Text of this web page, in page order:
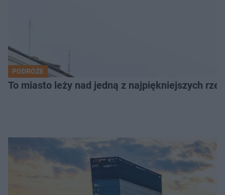
PODRÓŻE
To miasto leży nad jedną z najpiękniejszych